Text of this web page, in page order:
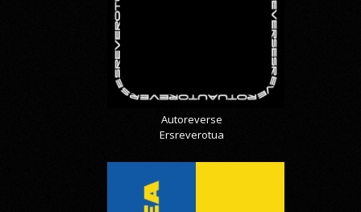
Autoreverse
Ersreverotua